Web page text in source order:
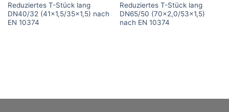
Reduziertes T-Stück lang
DN40/32 (41×1,5/35×1,5) nach
EN 10374
Reduziertes T-Stück lang
DN65/50 (70×2,0/53×1,5)
nach EN 10374